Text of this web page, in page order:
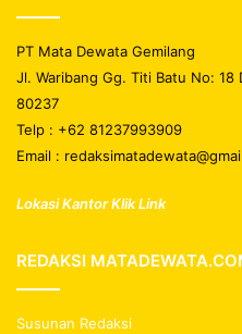
PT Mata Dewata Gemilang
Jl. Waribang Gg. Titi Batu No: 18
80237
Telp : +62 81237993909
Email :
Lokasi Kantor Klik Link
REDAKSI
Susunan Redaksi